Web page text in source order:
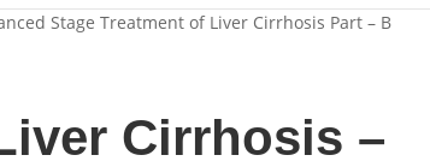
Stage Treatment of Liver Cirrhosis Part – B
Cirrhosis –